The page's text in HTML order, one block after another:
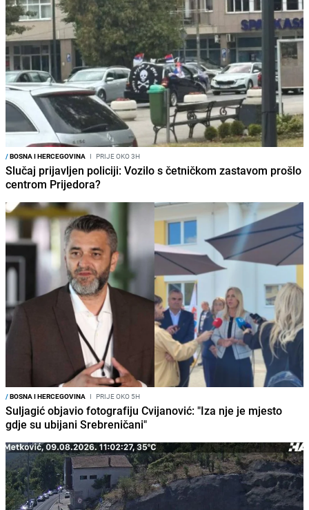
/BOSNA I HERCEGOVINA I PRIJE OKO 3H
Slučaj prijavljen policiji: Vozilo s četničkom zastavom prošlo
centrom Prijedora?
/BOSNA I HERCEGOVINA I PRIJE OKO 5H
Suljagić objavio fotografiju Cvijanović: "Iza nje je mjesto
gdje su ubijani Srebreničani"